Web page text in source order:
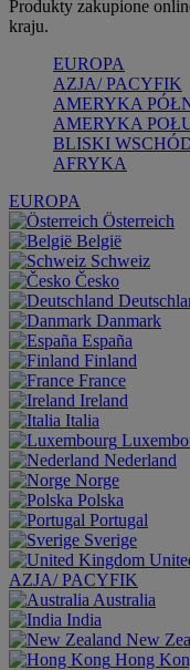
Produkty zakupione
kraju.
EUROPA
AZJA/ PACYFIK
AMERYKA
AMERYKA
BLISKI
AFRYKA
EUROPA
Österreich
België
Schweiz
Česko
Danmark
España
Finland
France
Ireland
Italia
Nederland
Norge
Polska
Portugal
Sverige
AZJA/ PACYFIK
Australia
India
New
Hong